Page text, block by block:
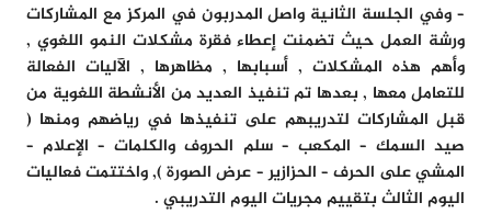
– وفي الجلسة الثانية واصل المدربون في المركز مع المشاركات
ورشة العمل حيث تضمنت إعطاء فقرة مشكلات النمو اللغوي ,
وأهم هذه المشكلات , أسبابها , مظاهرها , الآليات الفعالة
للتعامل معها , بعدها تم تنفيذ العديد من الأنشطة اللغوية من
قبل المشاركات لتدريبهم على تنفيذها في رياضهم ومنها (
صيد السمك – المكعب – سلم الحروف والكلمات – الإعلام –
المشي على الحرف – الحزازير – عرض الصورة ), واختتمت فعاليات
اليوم الثالث بتقييم مجريات اليوم التدريبي .